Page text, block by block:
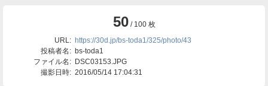
50 / 100 枚
URL: https://30d.jp/bs-toda1/325/photo/43
投稿者名: bs-toda1
ファイル名: DSC03153.JPG
撮影日時: 2016/05/14 17:04:31